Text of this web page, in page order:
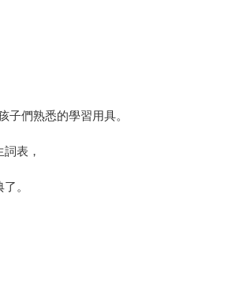
子們熟悉的學習用具。
表，
。